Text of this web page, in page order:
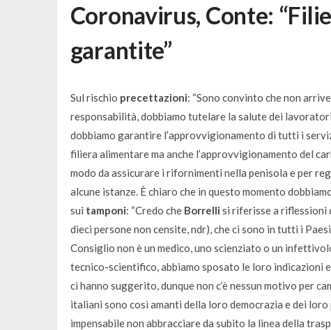
Coronavirus, Conte:
garantite”
Sul rischio precettazioni: “Sono convinto che non
responsabilità, dobbiamo tutelare la salute dei
dobbiamo garantire l’approvvigionamento di tutti i
filiera alimentare ma anche l’approvvigionamento del
modo da assicurare i rifornimenti nella penisola e per
alcune istanze. È chiaro che in questo momento
sui tamponi: “Credo che Borrelli si riferisse a riflessioni
dieci persone non censite, ndr),che ci sono in tutti i
Consiglio non è un medico, uno scienziato o un
tecnico-scientifico, abbiamo sposato le loro indicazioni
ci hanno suggerito, dunque non c’è nessun motivo per
italiani sono così amanti della loro democrazia e dei
impensabile non abbracciare da subito la linea della